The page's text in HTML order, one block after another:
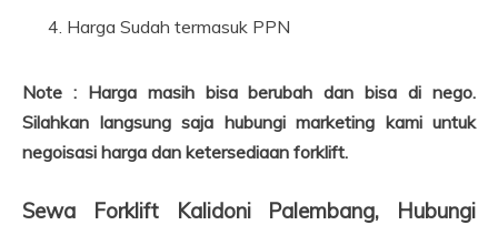
Harga Sudah termasuk PPN
Note : Harga masih bisa berubah dan bisa di nego.
Silahkan langsung saja hubungi marketing kami untuk
negoisasi harga dan ketersediaan forklift.
Sewa Forklift Kalidoni Palembang, Hubungi